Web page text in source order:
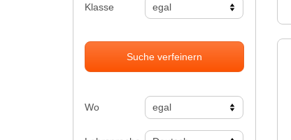
Klasse
Suche verfeinern
Wo